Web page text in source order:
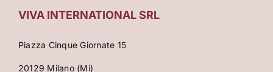
VIVA INTERNATIONAL SRL
Piazza Cinque Giornate 15
20129 Milano (Mi)